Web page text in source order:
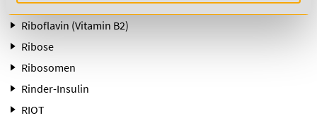
Rhythmisierungsfähigkeit
Riboflavin (Vitamin B2)
Ribose
Ribosomen
Rinder-Insulin
RIOT